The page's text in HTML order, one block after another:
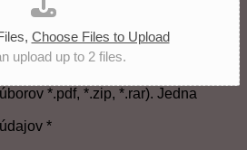
Choose Files to Upload
upload up to 2 files.
*.pdf, *.zip, *.rar). Jedna
*